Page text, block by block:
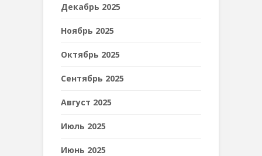
Декабрь 2025
Ноябрь 2025
Октябрь 2025
Сентябрь 2025
Август 2025
Июль 2025
Июнь 2025